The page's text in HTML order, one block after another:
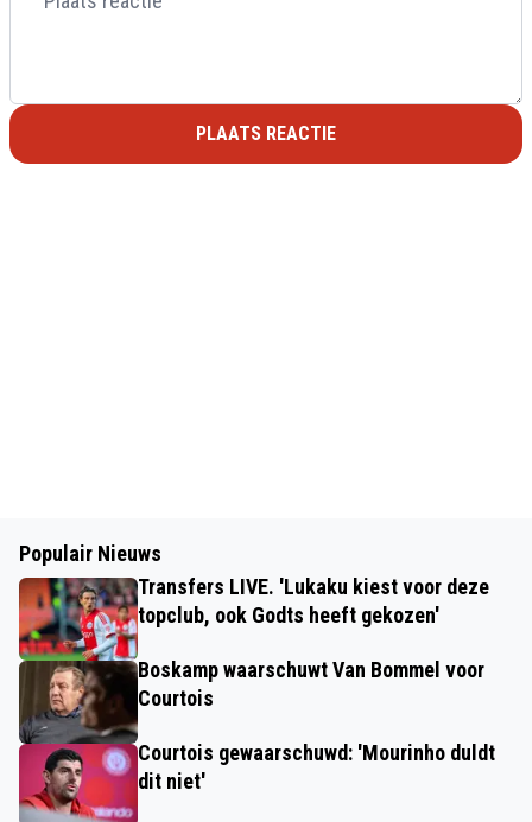
PLAATS REACTIE
Populair Nieuws
Transfers LIVE. 'Lukaku kiest voor deze
topclub, ook Godts heeft gekozen'
Boskamp waarschuwt Van Bommel voor
Courtois
Courtois gewaarschuwd: 'Mourinho duldt
dit niet'